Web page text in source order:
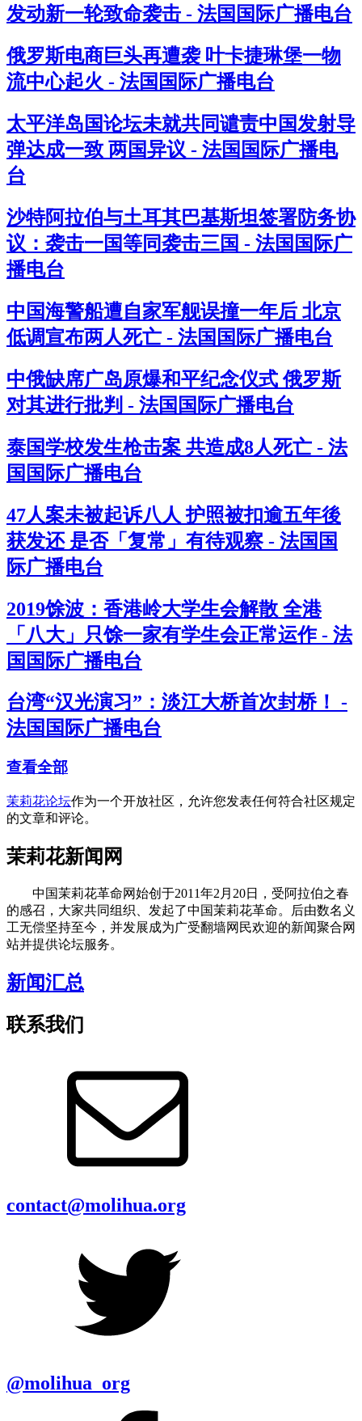
发动新一轮致命袭击 - 法国国际广播电台
俄罗斯电商巨头再遭袭 叶卡捷琳堡一物
流中心起火 - 法国国际广播电台
太平洋岛国论坛未就共同谴责中国发射导
弹达成一致 两国异议 - 法国国际广播电
台
沙特阿拉伯与土耳其巴基斯坦签署防务协
议：袭击一国等同袭击三国 - 法国国际广
播电台
中国海警船遭自家军舰误撞一年后 北京
低调宣布两人死亡 - 法国国际广播电台
中俄缺席广岛原爆和平纪念仪式 俄罗斯
对其进行批判 - 法国国际广播电台
泰国学校发生枪击案 共造成8人死亡 - 法
国国际广播电台
47人案未被起诉八人 护照被扣逾五年後
获发还 是否「复常」有待观察 - 法国国
际广播电台
2019馀波：香港岭大学生会解散 全港
「八大」只馀一家有学生会正常运作 - 法
国国际广播电台
台湾“汉光演习”：淡江大桥首次封桥！ -
法国国际广播电台
查看全部
茉莉花论坛作为一个开放社区，允许您发表任何符合社区规定
的文章和评论。
茉莉花新闻网
中国茉莉花革命网始创于2011年2月20日，受阿拉伯之春
的感召，大家共同组织、发起了中国茉莉花革命。后由数名义
工无偿坚持至今，并发展成为广受翻墙网民欢迎的新闻聚合网
站并提供论坛服务。
新闻汇总
联系我们
contact@molihua.org
@molihua_org